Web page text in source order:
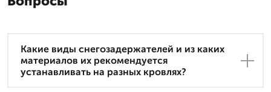
Какие виды снегозадержателей и из каких
материалов их рекомендуется
устанавливать на разных кровлях?